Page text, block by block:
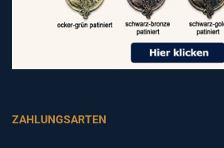
ZAHLUNGSARTEN